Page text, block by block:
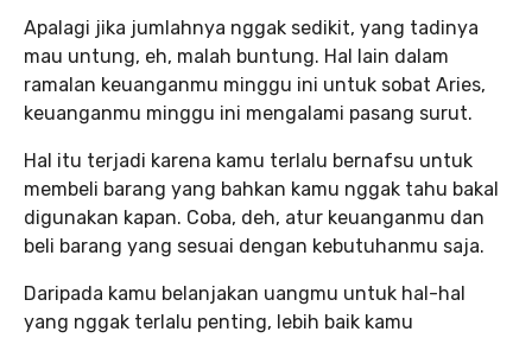
Apalagi jika jumlahnya nggak sedikit, yang tadinya
mau untung, eh, malah buntung. Hal lain dalam
ramalan keuanganmu minggu ini untuk sobat Aries,
keuanganmu minggu ini mengalami pasang surut.
Hal itu terjadi karena kamu terlalu bernafsu untuk
membeli barang yang bahkan kamu nggak tahu bakal
digunakan kapan. Coba, deh, atur keuanganmu dan
beli barang yang sesuai dengan kebutuhanmu saja.
Daripada kamu belanjakan uangmu untuk hal-hal
yang nggak terlalu penting, lebih baik kamu